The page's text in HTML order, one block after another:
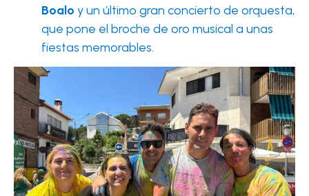
Boalo y un último gran concierto de orquesta,
que pone el broche de oro musical a unas
fiestas memorables.